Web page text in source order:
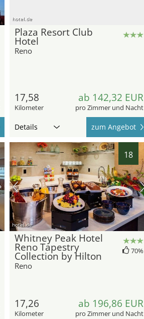
hotel.de
Plaza Resort Club
Hotel
Reno
17,58
Kilometer
ab 142,32 EUR
pro Zimmer und Nacht
Details zum Angebot
18
hotel.de
Whitney Peak Hotel
Reno Tapestry
Collection by Hilton
Reno
70%
17,26
Kilometer
ab 196,86 EUR
pro Zimmer und Nacht